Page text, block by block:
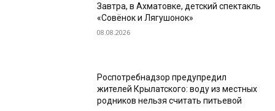
Завтра, в Ахматовке, детский спектакль
«Совёнок и Лягушонок»
08.08.2026
Роспотребнадзор предупредил
жителей Крылатского: воду из местных
родников нельзя считать питьевой